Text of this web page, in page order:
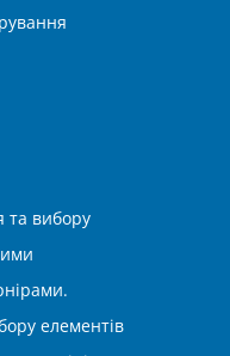
та вибору
елементів